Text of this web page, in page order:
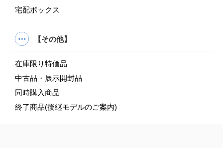
宅配ボックス
【その他】
在庫限り特価品
中古品・展示開封品
同時購入商品
終了商品(後継モデルのご案内)